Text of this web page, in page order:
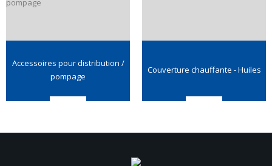
Accessoires pour distribution /
pompage
Couverture chauffante - Huiles